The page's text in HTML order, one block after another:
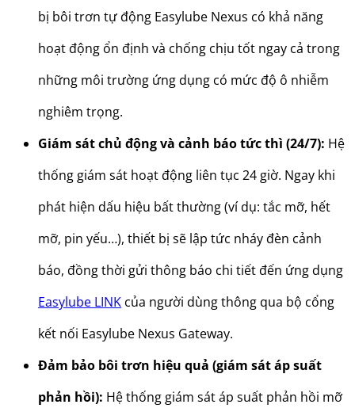
bị bôi trơn tự động Easylube Nexus có khả năng
hoạt động ổn định và chống chịu tốt ngay cả trong
những môi trường ứng dụng có mức độ ô nhiễm
nghiêm trọng.
Giám sát chủ động và cảnh báo tức thì (24/7): Hệ
thống giám sát hoạt động liên tục 24 giờ. Ngay khi
phát hiện dấu hiệu bất thường (ví dụ: tắc mỡ, hết
mỡ, pin yếu…), thiết bị sẽ lập tức nháy đèn cảnh
báo, đồng thời gửi thông báo chi tiết đến ứng dụng
Easylube LINK của người dùng thông qua bộ cổng
kết nối Easylube Nexus Gateway.
Đảm bảo bôi trơn hiệu quả (giám sát áp suất
phản hồi): Hệ thống giám sát áp suất phản hồi mỡ